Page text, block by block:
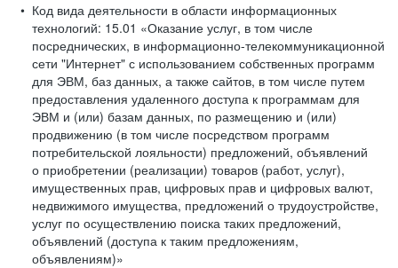
Код вида деятельности в области информационных
технологий: 15.01 «Оказание услуг, в том числе
посреднических, в информационно-телекоммуникационной
сети "Интернет" с использованием собственных программ
для ЭВМ, баз данных, а также сайтов, в том числе путем
предоставления удаленного доступа к программам для
ЭВМ и (или) базам данных, по размещению и (или)
продвижению (в том числе посредством программ
потребительской лояльности) предложений, объявлений
о приобретении (реализации) товаров (работ, услуг),
имущественных прав, цифровых прав и цифровых валют,
недвижимого имущества, предложений о трудоустройстве,
услуг по осуществлению поиска таких предложений,
объявлений (доступа к таким предложениям,
объявлениям)»